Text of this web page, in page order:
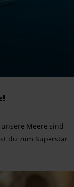
Meere sind
du zum Superstar